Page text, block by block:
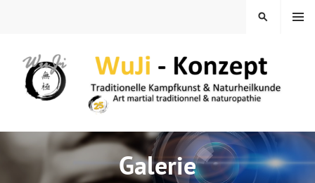
WUJI – ZENTRUM
MENÜ
SUCHEN
Galerie